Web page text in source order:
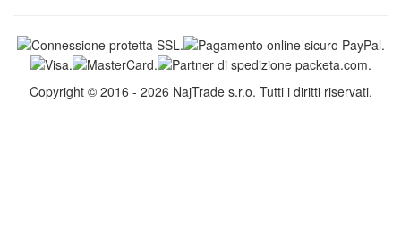
Copyright © 2016 - 2026 NajTrade s.r.o. Tutti i diritti riservati.